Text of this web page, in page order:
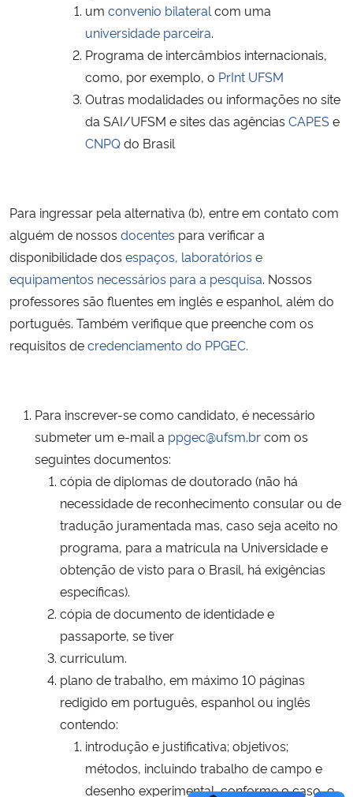
um convenio bilateral com uma
universidade parceira.
Programa de intercâmbios internacionais,
como, por exemplo, o PrInt UFSM
Outras modalidades ou informações no site
da SAI/UFSM e sites das agências CAPESe
CNPQdo Brasil
Para ingressar pela alternativa (b), entre em contato com
alguém de nossos docentes para verificar a
disponibilidade dos espaços, laboratórios e
equipamentos necessários para a pesquisa. Nossos
professores são fluentes em inglês e espanhol, além do
português. Também verifique que preenche com os
requisitos decredenciamento do PPGEC.
Para inscrever-se como candidato, é necessário
submeter um e-mail a ppgec@ufsm.brcom os
seguintes documentos:
cópia de diplomas de doutorado (não há
necessidade de reconhecimento consular ou de
tradução juramentada mas, caso seja aceito no
programa, para a matrícula na Universidade e
obtenção de visto para o Brasil, há exigências
específicas).
cópia de documento de identidade e
passaporte, se tiver
curriculum.
plano de trabalho, em máximo 10 páginas
redigido em português, espanhol ou inglês
contendo:
introdução e justificativa; objetivos;
métodos, incluindo trabalho de campo e
desenho experimental, conforme o caso, e